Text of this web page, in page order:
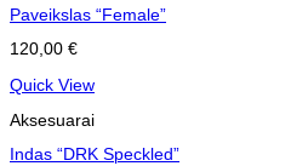
Paveikslas “Female”
120,00 €
Quick View
Aksesuarai
Indas “DRK Speckled”